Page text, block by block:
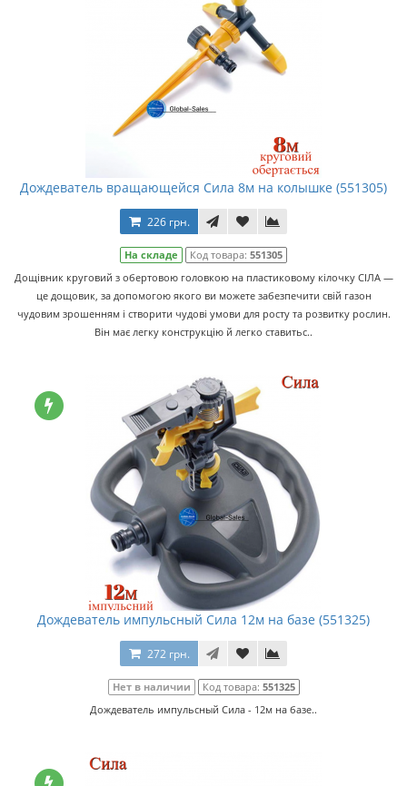
Дождеватель вращающейся Сила 8м на колышке (551305)
226 грн.
На складе Код товара: 551305
Дощівник круговий з обертовою головкою на пластиковому кілочку СІЛА —
це дощовик, за допомогою якого ви можете забезпечити свій газон
чудовим зрошенням і створити чудові умови для росту та розвитку рослин.
Він має легку конструкцію й легко ставитьс..
Дождеватель импульсный Сила 12м на базе (551325)
272 грн.
Нет в наличии Код товара: 551325
Дождеватель импульсный Сила - 12м на базе..